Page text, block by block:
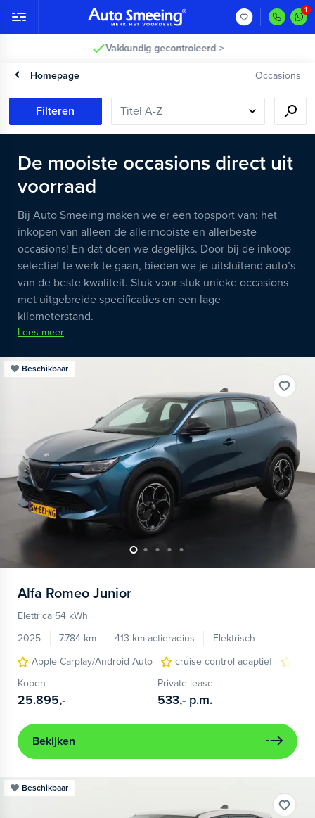
Vakkundig gecontroleerd >
Homepage Occasions
Filteren
De mooiste occasions direct uit
voorraad
Bij Auto Smeeing maken we er een topsport van: het
inkopen van alleen de allermooiste en allerbeste
occasions! En dat doen we dagelijks. Door bij de inkoop
selectief te werk te gaan, bieden we je uitsluitend auto’s
van de beste kwaliteit. Stuk voor stuk unieke occasions
met uitgebreide specificaties en een lage
kilometerstand.
Lees meer
Beschikbaar
Alfa Romeo Junior
Elettrica 54 kWh
2025
7.784 km 413 km actieradius
Elektrisch
Apple Carplay/Android Auto
cruise control adaptief
Kopen
25.895,-
Private lease
533,- p.m.
Bekijken
Beschikbaar